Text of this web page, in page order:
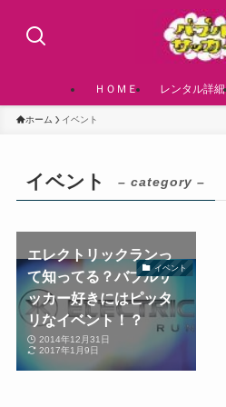
ＨＯＭＥ レンタル詳細
ホーム イベント
イベント – category –
イベント
エレクトリックランっ
て知ってる？バブルサ
ッカー好きにはピッタ
リなイベント！？
2014年12月31日
2017年1月9日